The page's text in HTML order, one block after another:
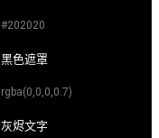
#202020
黑色遮罩
rgba(0,0,0,0.7)
灰烬文字